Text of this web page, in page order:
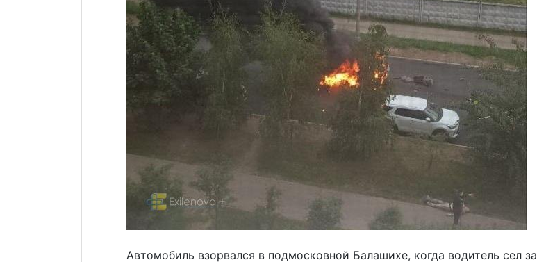
Автомобиль взорвался в подмосковной Балашихе, когда водитель сел за